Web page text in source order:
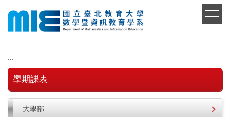
到
容
區
:::
學期課表
大學部